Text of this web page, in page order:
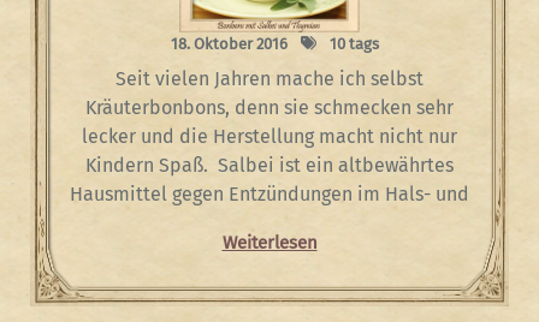
18. Oktober 2016 10 tags
Seit vielen Jahren mache ich selbst
Kräuterbonbons, denn sie schmecken sehr
lecker und die Herstellung macht nicht nur
Kindern Spaß. Salbei ist ein altbewährtes
Hausmittel gegen Entzündungen im Hals- und
Weiterlesen